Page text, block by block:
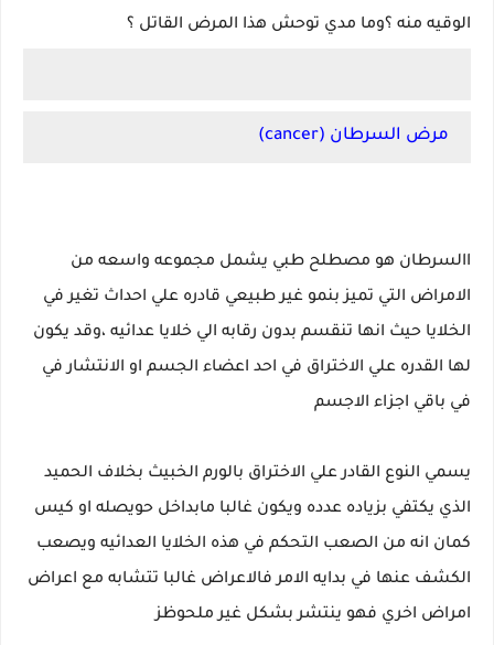
الوقيه منه ؟وما مدي توحش هذا المرض القاتل ؟
مرض السرطان (cancer)
االسرطان هو مصطلح طبي يشمل مجموعه واسعه من
الامراض التي تميز بنمو غير طبيعي قادره علي احداث تغير في
الخلايا حيث انها تنقسم بدون رقابه الي خلايا عدائيه ،وقد يكون
لها القدره علي الاختراق في احد اعضاء الجسم او الانتشار في
في باقي اجزاء الاجسم
يسمي النوع القادر علي الاختراق بالورم الخبيث بخلاف الحميد
الذي يكتفي بزياده عدده ويكون غالبا مابداخل حويصله او كيس
كمان انه من الصعب التحكم في هذه الخلايا العدائيه ويصعب
الكشف عنها في بدايه الامر فالاعراض غالبا تتشابه مع اعراض
امراض اخري فهو ينتشر بشكل غير ملحوظز